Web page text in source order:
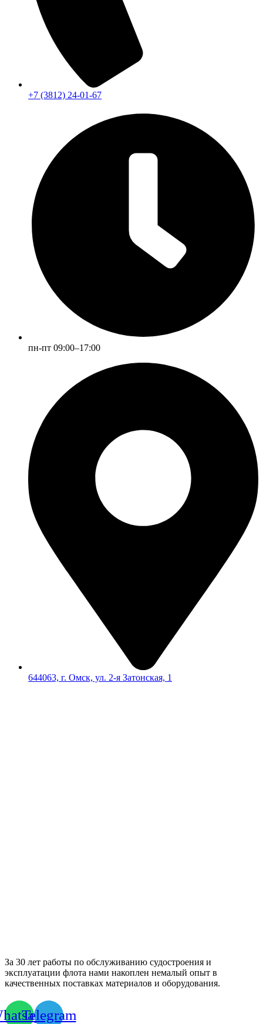
+7 (3812) 24-01-67
пн-пт 09:00–17:00
644063, г. Омск, ул. 2-я Затонская, 1
За 30 лет работы по обслуживанию судостроения и
эксплуатации флота нами накоплен немалый опыт в
качественных поставках материалов и оборудования.
Telegram